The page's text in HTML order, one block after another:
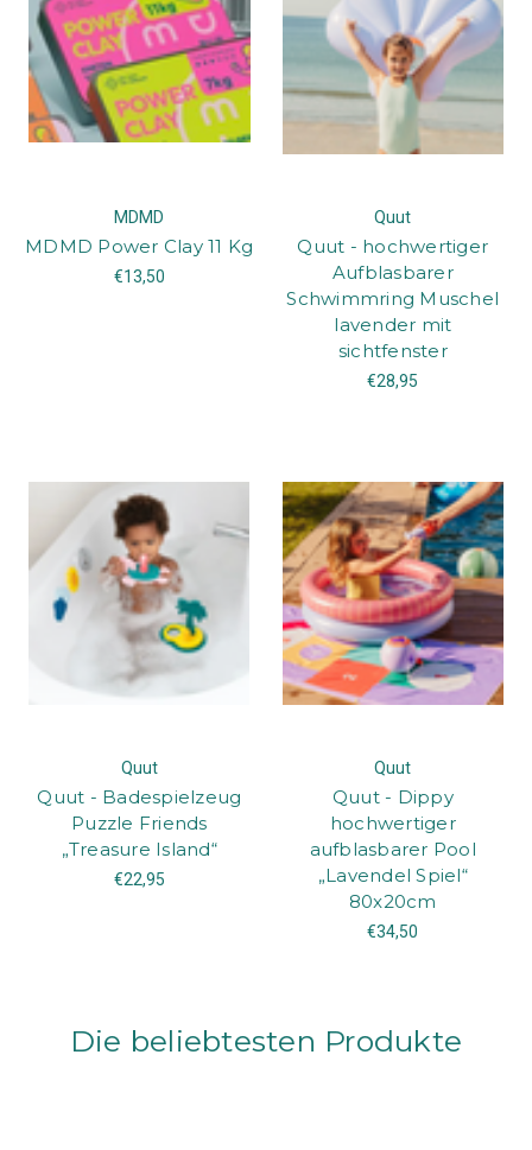
MDMD
MDMD Power Clay 11 Kg
€13,50
Quut
Quut - hochwertiger
Aufblasbarer
Schwimmring Muschel
lavender mit
sichtfenster
€28,95
Quut
Quut - Badespielzeug
Puzzle Friends
„Treasure Island“
€22,95
Quut
Quut - Dippy
hochwertiger
aufblasbarer Pool
„Lavendel Spiel“
80x20cm
€34,50
Die beliebtesten Produkte